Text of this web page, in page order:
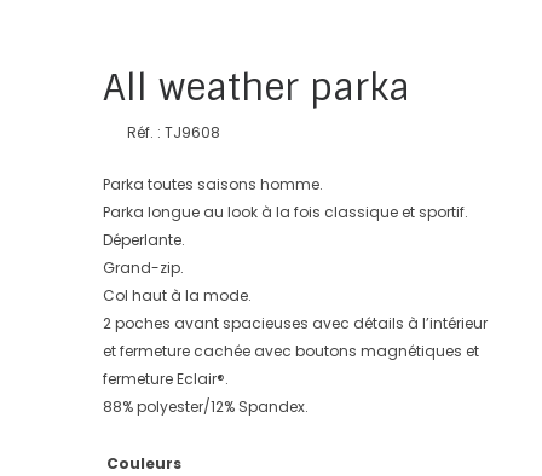
All weather parka
Réf. : TJ9608
Parka toutes saisons homme.
Parka longue au look à la fois classique et sportif.
Déperlante.
Grand-zip.
Col haut à la mode.
2 poches avant spacieuses avec détails à l’intérieur
et fermeture cachée avec boutons magnétiques et
fermeture Eclair®.
88% polyester/12% Spandex.
Couleurs